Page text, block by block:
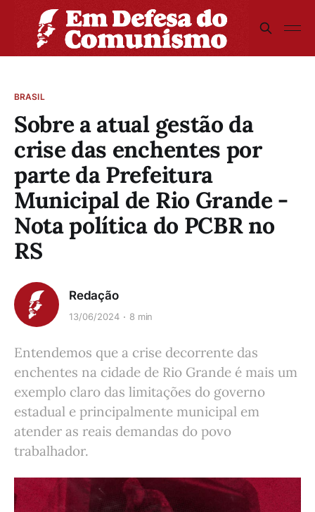
BRASIL
Sobre a atual gestão da
crise das enchentes por
parte da Prefeitura
Municipal de Rio Grande -
Nota política do PCBR no
RS
Redação
13/06/2024 8 min
Entendemos que a crise decorrente das
enchentes na cidade de Rio Grande é mais um
exemplo claro das limitações do governo
estadual e principalmente municipal em
atender as reais demandas do povo
trabalhador.